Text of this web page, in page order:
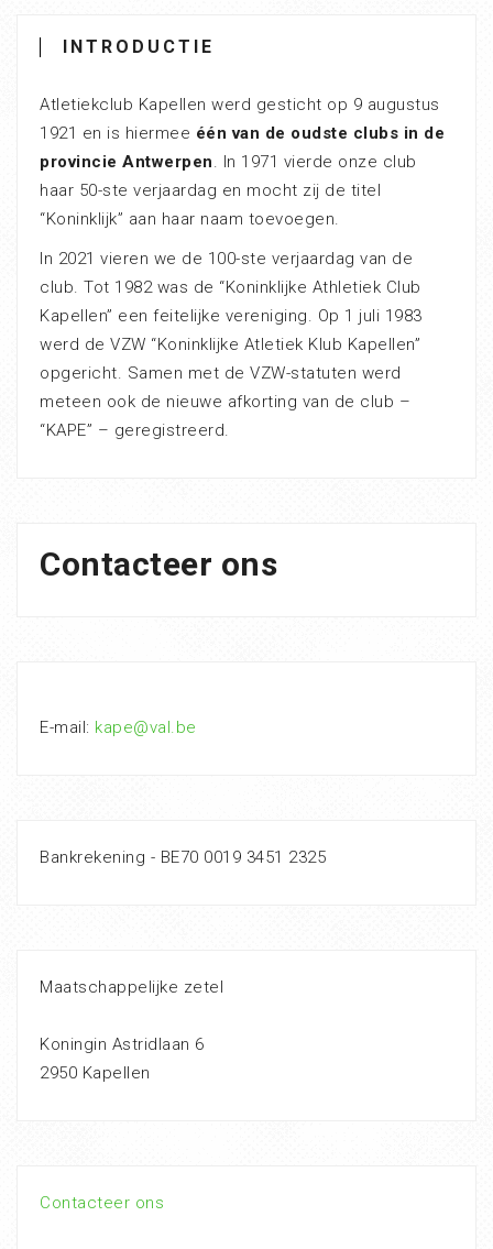
INTRODUCTIE
Atletiekclub Kapellen werd gesticht op 9 augustus
1921 en is hiermee één van de oudste clubs in de
provincie Antwerpen. In 1971 vierde onze club
haar 50-ste verjaardag en mocht zij de titel
“Koninklijk” aan haar naam toevoegen.
In 2021 vieren we de 100-ste verjaardag van de
club. Tot 1982 was de “Koninklijke Athletiek Club
Kapellen” een feitelijke vereniging. Op 1 juli 1983
werd de VZW “Koninklijke Atletiek Klub Kapellen”
opgericht. Samen met de VZW-statuten werd
meteen ook de nieuwe afkorting van de club –
“KAPE” – geregistreerd.
Contacteer ons
E-mail: kape@val.be
Bankrekening - BE70 0019 3451 2325
Maatschappelijke zetel
Koningin Astridlaan 6
2950 Kapellen
Contacteer ons